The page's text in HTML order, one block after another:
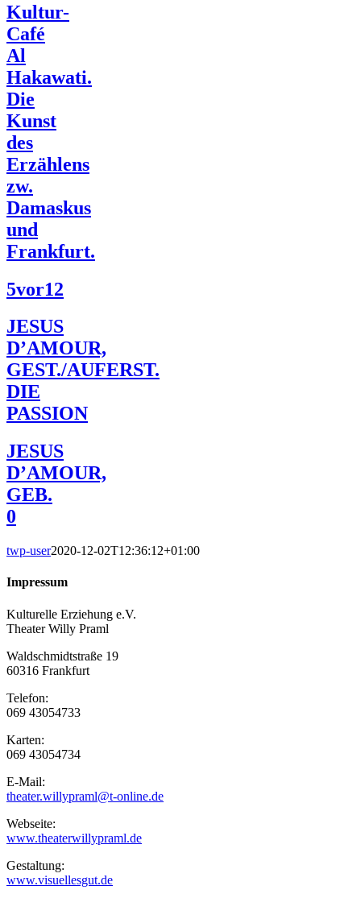
Kultur-
Café
Al
Hakawati.
Die
Kunst
des
Erzählens
zw.
Damaskus
und
Frankfurt.
5vor12
JESUS
D’AMOUR,
GEST./AUFERST.
DIE
PASSION
JESUS
D’AMOUR,
GEB.
0
twp-user2020-12-02T12:36:12+01:00
Impressum
Kulturelle Erziehung e.V.
Theater Willy Praml
Waldschmidtstraße 19
60316 Frankfurt
Telefon:
069 43054733
Karten:
069 43054734
E-Mail:
theater.willypraml@t-online.de
Webseite:
www.theaterwillypraml.de
Gestaltung:
www.visuellesgut.de